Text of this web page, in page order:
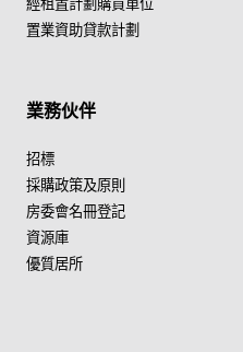
經租置計劃購買單位
置業資助貸款計劃
業務伙伴
招標
採購政策及原則
房委會名冊登記
資源庫
優質居所